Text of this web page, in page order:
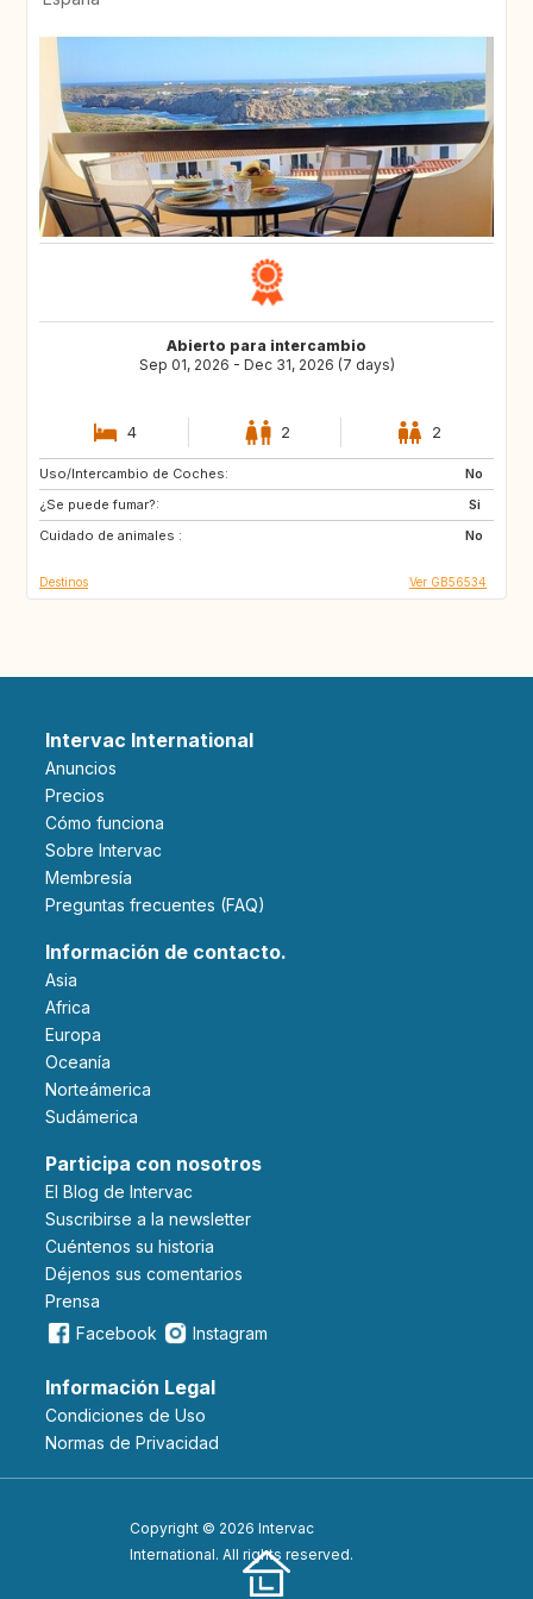
Abierto para intercambio
Sep 01, 2026 - Dec 31, 2026 (7 days)
4 2 2
Uso/Intercambio de Coches:
No
¿Se puede fumar?:
Si
Cuidado de animales :
No
IE
SK
MU
Destinos Ver GB56534
Intervac International
Anuncios
Precios
Cómo funciona
Sobre Intervac
Membresía
Preguntas frecuentes (FAQ)
Información de contacto.
Asia
Africa
Europa
Oceanía
Norteámerica
Sudámerica
Participa con nosotros
El Blog de Intervac
Suscribirse a la newsletter
Cuéntenos su historia
Déjenos sus comentarios
Prensa
Facebook
Instagram
Información Legal
Condiciones de Uso
Normas de Privacidad
Copyright © 2026 Intervac
International. All rights reserved.